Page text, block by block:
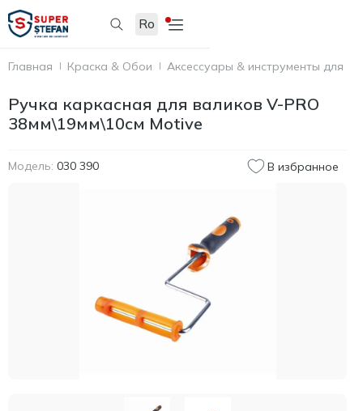
Ro
Главная Краска & Обои Аксессуары & инструменты для
Ручка каркасная для валиков V-PRO
38мм\19мм\10см Motive
Модель: 030 390 В избранное